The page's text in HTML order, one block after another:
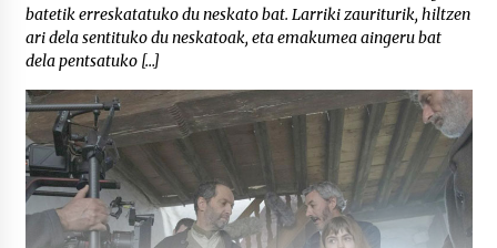
batetik erreskatatuko du neskato bat. Larriki zauriturik, hiltzen
ari dela sentituko du neskatoak, eta emakumea aingeru bat
dela pentsatuko […]